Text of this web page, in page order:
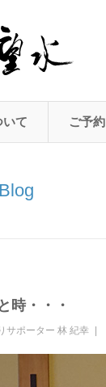
いて ご予約
時・・・
サポーター 林 紀幸